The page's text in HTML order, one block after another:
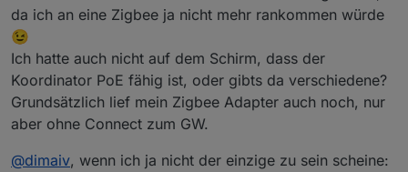
2023-07-24 13:41:38.756 - info: zigbee.0
2023-07-24 13:41:57.767 - error: zigbee.0
2023-07-24 13:41:57.767 - error: zigbee.0
2023-07-24 13:42:07.768 - info: zigbee.0
unifi system zugreifen kann, habe ich das immer direkt
per hand gemacht, wenn ich bemerkt hatte, dass es nicht
An was das liegt, weiß ich nicht, die coordinator
firmwares ändern nichts daran. Und da ich den Fehler
nicht selbst reproduzieren kann (das kommt immer dann,
wenn ich keinen Nerv dafür habe) habe ich keine
weiteren „Untersuchungen“ gemacht.
da ich an eine Zigbee ja nicht mehr rankommen würde
😉
Ich hatte auch nicht auf dem Schirm, dass der
Koordinator PoE fähig ist, oder gibts da verschiedene?
Grundsätzlich lief mein Zigbee Adapter auch noch, nur
aber ohne Connect zum GW.
@dimaiv, wenn ich ja nicht der einzige zu sein scheine: